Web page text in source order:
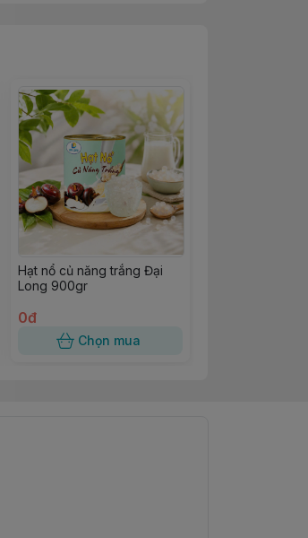
Hạt nổ củ năng trắng Đại
Long 900gr
0đ
Chọn mua